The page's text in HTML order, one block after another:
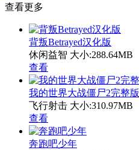
查看更多
背叛Betrayed汉化版
休闲益智 大小:288.64MB
查看
我的世界大战僵尸2完整版
飞行射击 大小:310.97MB
查看
奔跑吧少年